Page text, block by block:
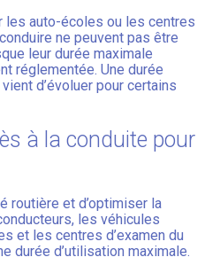
auto-écoles ou les centres
ne peuvent pas être
leur durée maximale
réglementée. Une durée
d’évoluer pour certains
à la conduite pour
routière et d’optimiser la
les véhicules
et les centres d’examen du
durée d’utilisation maximale.